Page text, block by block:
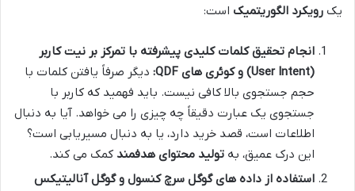
یک رویکرد الگوریتمیک است:
انجام تحقیق کلمات کلیدی پیشرفته با تمرکز بر نیت کاربر
(User Intent) و کوئری های QDF:
دیگر صرفاً یافتن کلمات با
حجم جستجوی بالا کافی نیست. باید فهمید که کاربر با
جستجوی یک عبارت دقیقاً چه چیزی را می خواهد. آیا به دنبال
اطلاعات است، قصد خرید دارد، یا به دنبال مسیریابی است؟
این درک عمیق، به تولید محتوای هدفمند کمک می کند.
استفاده از داده های گوگل سرچ کنسول و گوگل آنالیتیکس